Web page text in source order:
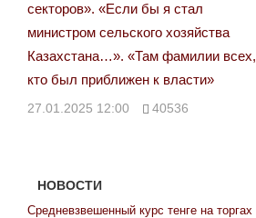
секторов». «Если бы я стал
министром сельского хозяйства
Казахстана…». «Там фамилии всех,
кто был приближен к власти»
27.01.2025 12:00 40536
НОВОСТИ
Средневзвешенный курс тенге на торгах